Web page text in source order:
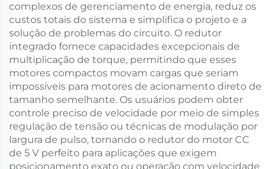
complexos de gerenciamento de energia, reduz os
custos totais do sistema e simplifica o projeto e a
solução de problemas do circuito. O redutor
integrado fornece capacidades excepcionais de
multiplicação de torque, permitindo que esses
motores compactos movam cargas que seriam
impossíveis para motores de acionamento direto de
tamanho semelhante. Os usuários podem obter
controle preciso de velocidade por meio de simples
regulação de tensão ou técnicas de modulação por
largura de pulso, tornando o redutor do motor CC
de 5 V perfeito para aplicações que exigem
posicionamento exato ou operação com velocidade